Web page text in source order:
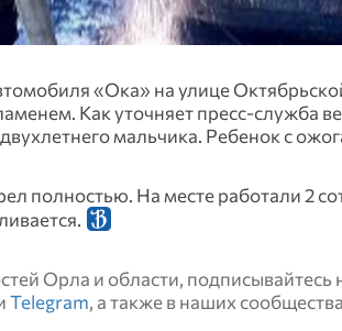
«Ока» на улице
Как уточняет пресс-служба
мальчика. Ребенок с
полностью. На месте работали 2
Орла и области,
Telegram, а также в наших